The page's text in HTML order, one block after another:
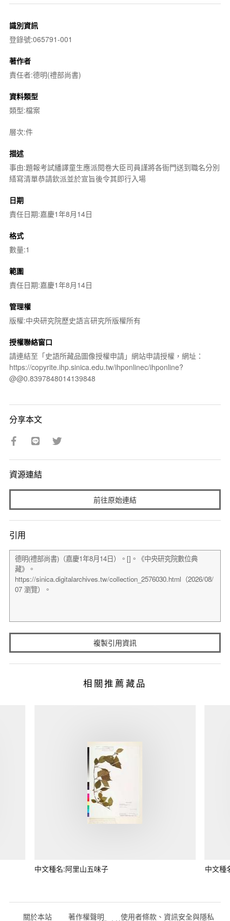
識別資訊
登錄號:065791-001
著作者
責任者:德明(禮部尚書)
資料類型
類型:檔案
層次:件
描述
事由:題報考試繙譯童生應派閱卷大臣司員謹將各衙門送到職名分別
繕寫清單恭請欽派並於宣旨後令其即行入場
日期
責任日期:嘉慶1年8月14日
格式
數量:1
範圍
責任日期:嘉慶1年8月14日
管理權
版權:中央研究院歷史語言研究所版權所有
授權聯絡窗口
請連結至「史語所藏品圖像授權申請」網站申請授權，網址：
https://copyrite.ihp.sinica.edu.tw/ihponlinec/ihponline?
@@0.8397848014139848
分享本文
資源連結
前往原始連結
引用
複製引用資訊
相關推薦藏品
中文種名:阿里山五味子 中文種
關於本站 著作權聲明 使用者條款、資訊安全與隱私